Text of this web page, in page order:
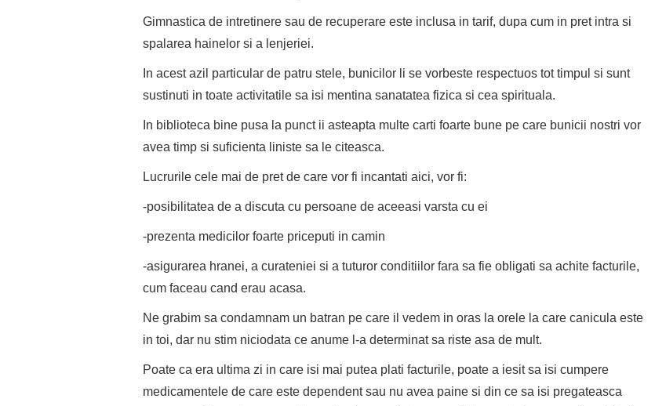
Gimnastica de intretinere sau de recuperare este inclusa in tarif, dupa cum in pret intra si
spalarea hainelor si a lenjeriei.
In acest azil particular de patru stele, bunicilor li se vorbeste respectuos tot timpul si sunt
sustinuti in toate activitatile sa isi mentina sanatatea fizica si cea spirituala.
In biblioteca bine pusa la punct ii asteapta multe carti foarte bune pe care bunicii nostri vor
avea timp si suficienta liniste sa le citeasca.
Lucrurile cele mai de pret de care vor fi incantati aici, vor fi:
-posibilitatea de a discuta cu persoane de aceeasi varsta cu ei
-prezenta medicilor foarte priceputi in camin
-asigurarea hranei, a curateniei si a tuturor conditiilor fara sa fie obligati sa achite facturile,
cum faceau cand erau acasa.
Ne grabim sa condamnam un batran pe care il vedem in oras la orele la care canicula este
in toi, dar nu stim niciodata ce anume l-a determinat sa riste asa de mult.
Poate ca era ultima zi in care isi mai putea plati facturile, poate a iesit sa isi cumpere
medicamentele de care este dependent sau nu avea paine si din ce sa isi pregateasca